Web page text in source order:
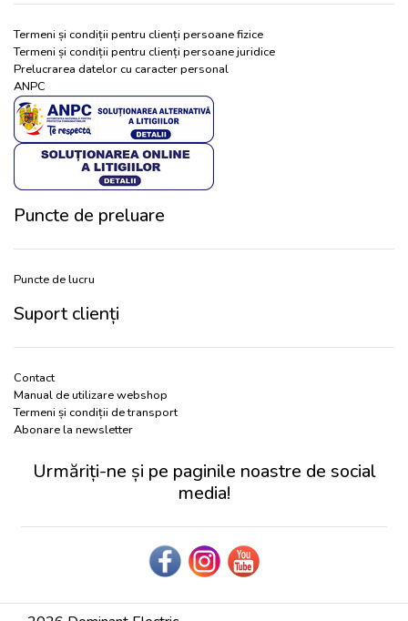
Termeni și condiții pentru clienți persoane fizice
Termeni și condiții pentru clienți persoane juridice
Prelucrarea datelor cu caracter personal
ANPC
Puncte de preluare
Puncte de lucru
Suport clienți
Contact
Manual de utilizare webshop
Termeni și condiții de transport
Abonare la newsletter
Urmăriți-ne și pe paginile noastre de social
media!